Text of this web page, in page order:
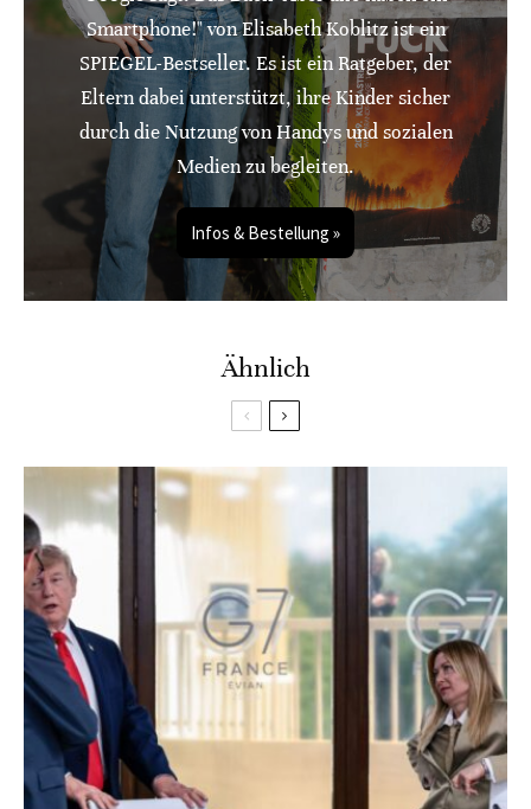
Smartphone!" von Elisabeth Koblitz ist ein
SPIEGEL-Bestseller. Es ist ein Ratgeber, der
Eltern dabei unterstützt, ihre Kinder sicher
durch die Nutzung von Handys und sozialen
Medien zu begleiten.
Infos & Bestellung »
Ähnlich